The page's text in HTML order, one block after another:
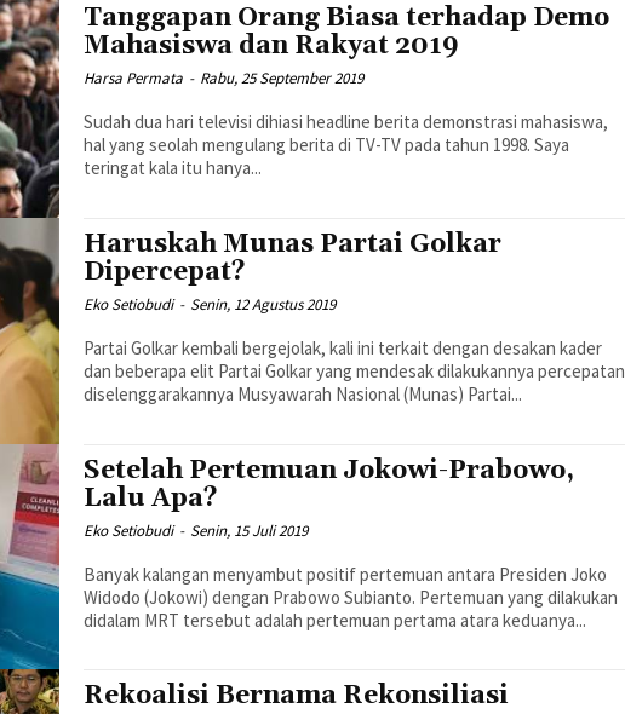
Tanggapan Orang Biasa terhadap Demo
Mahasiswa dan Rakyat 2019
Harsa Permata - Rabu, 25 September 2019
Sudah dua hari televisi dihiasi headline berita demonstrasi mahasiswa,
hal yang seolah mengulang berita di TV-TV pada tahun 1998. Saya
teringat kala itu hanya...
Haruskah Munas Partai Golkar
Dipercepat?
Eko Setiobudi - Senin, 12 Agustus 2019
Partai Golkar kembali bergejolak, kali ini terkait dengan desakan kader
dan beberapa elit Partai Golkar yang mendesak dilakukannya percepatan
diselenggarakannya Musyawarah Nasional (Munas) Partai...
Setelah Pertemuan Jokowi-Prabowo,
Lalu Apa?
Eko Setiobudi - Senin, 15 Juli 2019
Banyak kalangan menyambut positif pertemuan antara Presiden Joko
Widodo (Jokowi) dengan Prabowo Subianto. Pertemuan yang dilakukan
didalam MRT tersebut adalah pertemuan pertama atara keduanya...
Rekoalisi Bernama Rekonsiliasi